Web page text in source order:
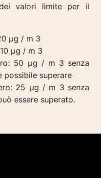
dei valori limite per il
µg / m 3
µg / m 3
50 µg / m 3 senza
possibile superare
25 µg / m 3 senza
essere superato.